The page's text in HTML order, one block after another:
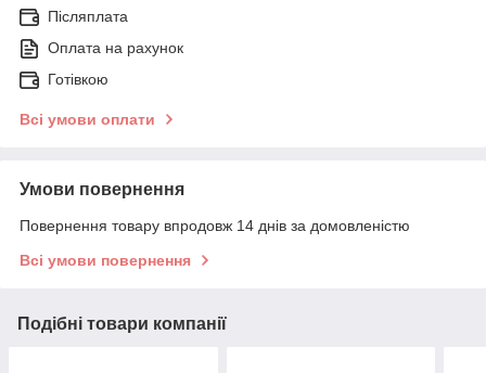
Післяплата
Оплата на рахунок
Готівкою
Всі умови оплати
Умови повернення
Повернення товару впродовж 14 днів за домовленістю
Всі умови повернення
Подібні товари компанії